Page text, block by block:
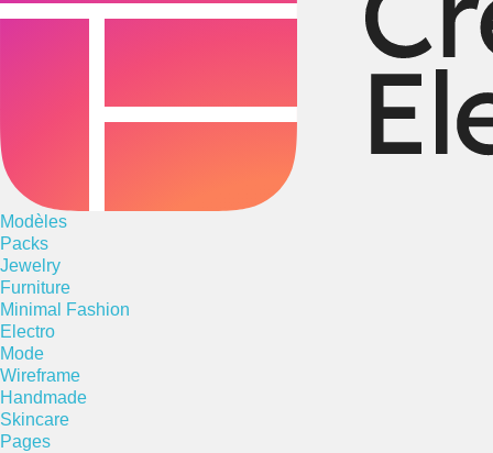
Modèles
Packs
Jewelry
Furniture
Minimal Fashion
Electro
Mode
Wireframe
Handmade
Skincare
Pages